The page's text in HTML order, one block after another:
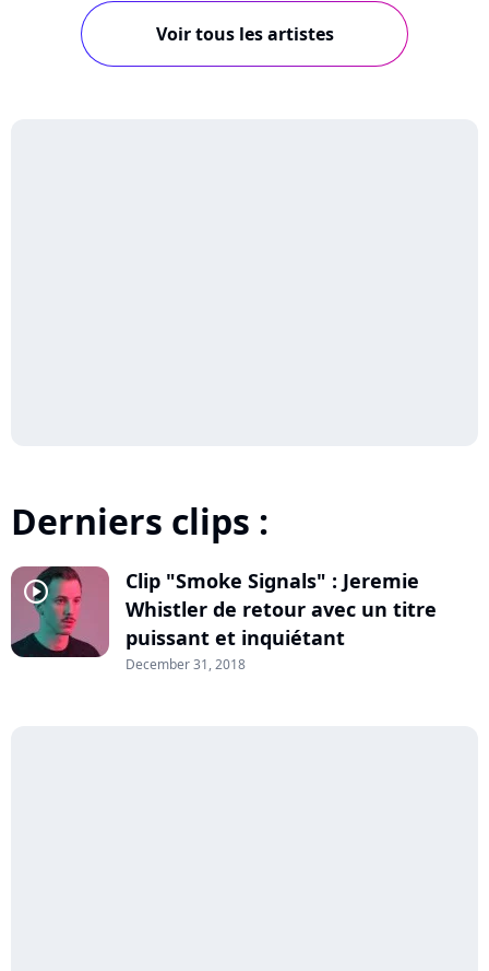
Voir tous les artistes
Derniers clips :
player2
Clip "Smoke Signals" : Jeremie
Whistler de retour avec un titre
puissant et inquiétant
December 31, 2018